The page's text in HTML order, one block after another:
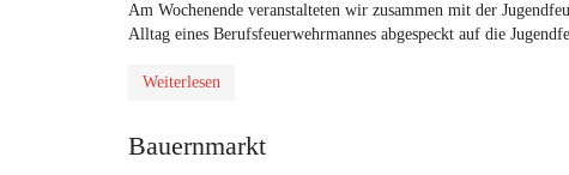
Am Wochenende veranstalteten wir zusammen mit der
Alltag eines Berufsfeuerwehrmannes abgespeckt auf die
Weiterlesen
Bauernmarkt